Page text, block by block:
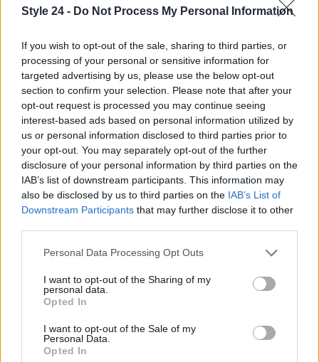
Style 24 - Do Not Process My Personal Information
If you wish to opt-out of the sale, sharing to third parties, or
processing of your personal or sensitive information for
targeted advertising by us, please use the below opt-out
section to confirm your selection. Please note that after your
opt-out request is processed you may continue seeing
interest-based ads based on personal information utilized by
us or personal information disclosed to third parties prior to
your opt-out. You may separately opt-out of the further
disclosure of your personal information by third parties on the
IAB’s list of downstream participants. This information may
also be disclosed by us to third parties on the IAB’s List of
Downstream Participants that may further disclose it to other
Please note that this website/app uses one or more Google
not limited to your visit or usage behaviour. You may click to
grant or deny consent to Google and its third-party tags to
use your data for below specified purposes in below Google
consent section.
Personal Data Processing Opt Outs
I want to opt-out of the Sharing of my
personal data.
Opted In
I want to opt-out of the Sale of my
Personal Data.
Opted In
AUTORE
Staff